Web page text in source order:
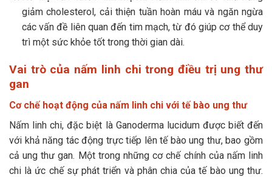
giảm cholesterol, cải thiện tuần hoàn máu và ngăn ngừa
các vấn đề liên quan đến tim mạch, từ đó giúp cơ thể duy
trì một sức khỏe tốt trong thời gian dài.
Vai trò của nấm linh chi trong điều trị ung thư
gan
Cơ chế hoạt động của nấm linh chi với tế bào ung thư
Nấm linh chi, đặc biệt là Ganoderma lucidum được biết đến
với khả năng tác động trực tiếp lên tế bào ung thư, bao gồm
cả ung thư gan. Một trong những cơ chế chính của nấm linh
chi là ức chế sự phát triển và phân chia của tế bào ung thư.